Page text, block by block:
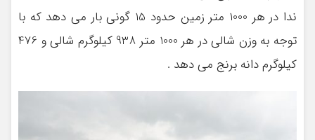
ندا در هر 1000 متر زمین حدود 15 گونی بار می دهد که با
توجه به وزن شالی در هر 1000 متر 938 کیلوگرم شالی و 476
کیلوگرم دانه برنج می دهد .